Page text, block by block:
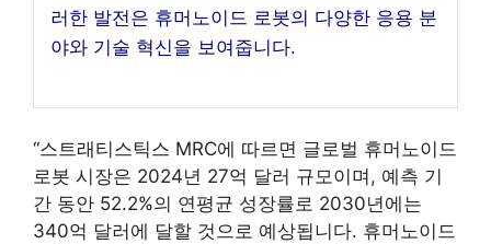
러한 발전은 휴머노이드 로봇의 다양한 응용 분
야와 기술 혁신을 보여줍니다.
“스트래티스틱스 MRC에 따르면 글로벌 휴머노이드
로봇 시장은 2024년 27억 달러 규모이며, 예측 기
간 동안 52.2%의 연평균 성장률로 2030년에는
340억 달러에 달할 것으로 예상됩니다. 휴머노이드